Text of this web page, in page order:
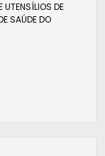
UTENSÍLIOS DE
SAÚDE DO